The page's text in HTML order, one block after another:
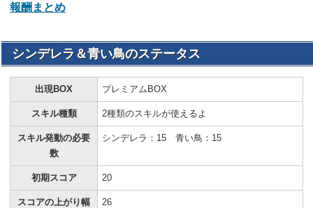
報酬まとめ
シンデレラ＆青い鳥のステータス
出現BOX プレミアムBOX
スキル種類 2種類のスキルが使えるよ
スキル発動の必要
数
シンデレラ：15 青い鳥：15
初期スコア 20
スコアの上がり幅 26